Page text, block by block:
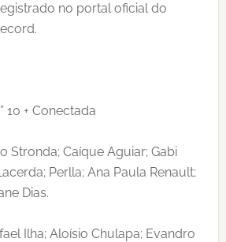
no portal oficial do
10 + Conectada
Stronda; Caíque Aguiar; Gabi
Perlla; Ana Paula Renault;
Dias.
Ilha; Aloísio Chulapa; Evandro